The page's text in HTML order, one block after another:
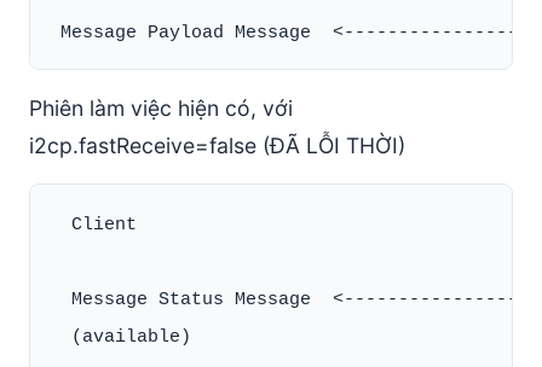
Phiên làm việc hiện có, với
i2cp.fastReceive=false (ĐÃ LỖI THỜI)
Client
Message Status Message
  (available)